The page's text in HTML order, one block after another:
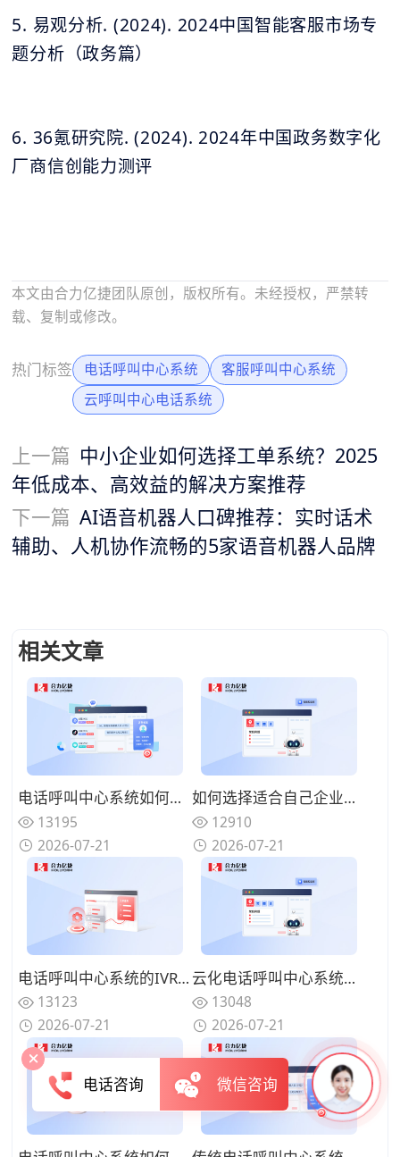
5. 易观分析. (2024). 2024中国智能客服市场专
题分析（政务篇）
6. 36氪研究院. (2024). 2024年中国政务数字化
厂商信创能力测评
本文由合力亿捷团队原创，版权所有。未经授权，严禁转
载、复制或修改。
热门标签 电话呼叫中心系统
客服呼叫中心系统
云呼叫中心电话系统
上一篇 中小企业如何选择工单系统？2025
年低成本、高效益的解决方案推荐
下一篇 AI语音机器人口碑推荐：实时话术
辅助、人机协作流畅的5家语音机器人品牌
相关文章
电话呼叫中心系统如何与在线渠道融合？全触点统一路由的协同方案
13195
2026-07-21
如何选择适合自己企业的电话呼叫中心系统？功能匹配与扩展性的权衡
12910
2026-07-21
电话呼叫中心系统的IVR设计有哪些技巧？告别迷宫式菜单的用户友好设计
13123
2026-07-21
云化电话呼叫中心系统有哪些优势？告别硬件束缚的灵活部署模式
13048
2026-07-21
电话咨询 微信咨询